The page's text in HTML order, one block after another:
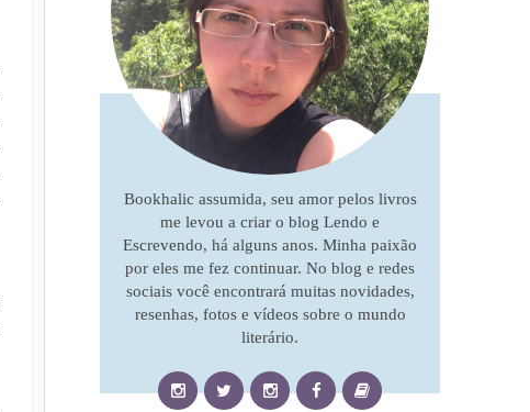
Bookhalic assumida, seu amor pelos livros
me levou a criar o blog Lendo e
Escrevendo, há alguns anos. Minha paixão
por eles me fez continuar. No blog e redes
sociais você encontrará muitas novidades,
resenhas, fotos e vídeos sobre o mundo
literário.